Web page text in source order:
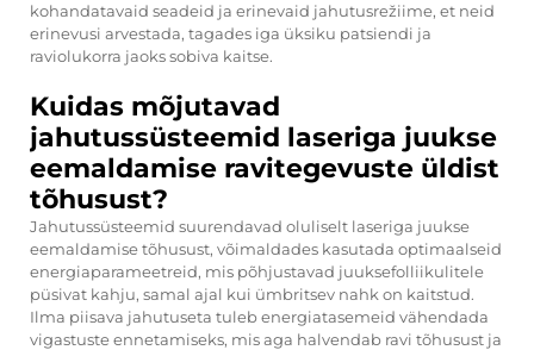
kohandatavaid seadeid ja erinevaid jahutusrežiime, et neid
erinevusi arvestada, tagades iga üksiku patsiendi ja
raviolukorra jaoks sobiva kaitse.
Kuidas mõjutavad
jahutussüsteemid laseriga juukse
eemaldamise ravitegevuste üldist
tõhusust?
Jahutussüsteemid suurendavad oluliselt laseriga juukse
eemaldamise tõhusust, võimaldades kasutada optimaalseid
energiaparameetreid, mis põhjustavad juuksefolliikulitele
püsivat kahju, samal ajal kui ümbritsev nahk on kaitstud.
Ilma piisava jahutuseta tuleb energiatasemeid vähendada
vigastuste ennetamiseks, mis aga halvendab ravi tõhusust ja